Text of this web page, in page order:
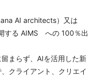
AI architects）又は
る AIMS　への 100％出
まらず、AIを活用した新
クライアント、クリエイ